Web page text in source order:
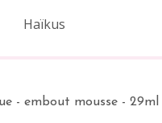
Haïkus
- embout mousse -